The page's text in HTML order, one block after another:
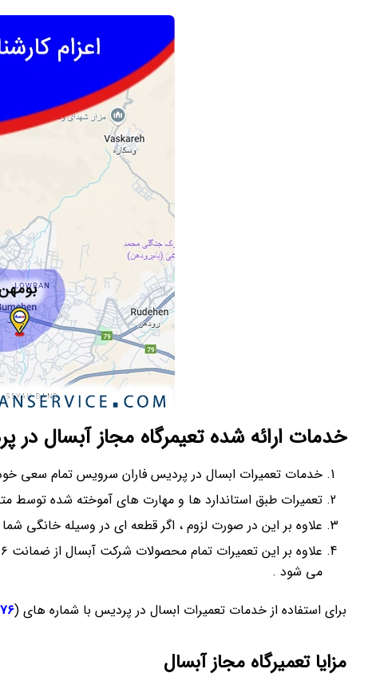
خدمات ارائه شده تعیمرگاه مجاز آبسال در
خدمات تعمیرات ابسال در پردیس فاران سرویس تمام سعی
تعمیرات طبق استاندارد ها و مهارت‌ های آموخته شده
علاوه بر این در صورت لزوم ، اگر قطعه‌ ای در وسیله خانگی
می‌ شود .
برای استفاده از خدمات تعمیرات ابسال در پردیس با شماره های (
مزایا تعمیرگاه مجاز آبسال